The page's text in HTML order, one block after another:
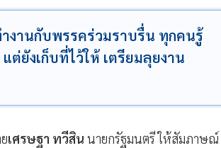
ำงานกับพรรคร่วมราบรื่น ทุกคนรู้
ยังเก็บที่ไว้ให้ เตรียมลุยงาน
เศรษฐา ทวีสิน นายกรัฐมนตรี ให้สัมภาษณ์